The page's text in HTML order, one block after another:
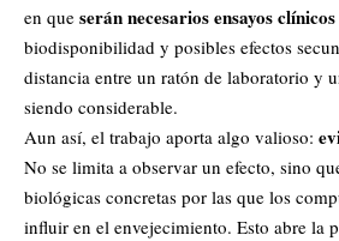
en que serán necesarios ensayos clínicos
biodisponibilidad y posibles efectos
distancia entre un ratón de laboratorio y
siendo considerable.
Aun así, el trabajo aporta algo valioso:
No se limita a observar un efecto, sino
biológicas concretas por las que los
influir en el envejecimiento. Esto abre la